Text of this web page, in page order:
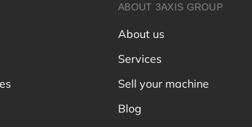
ABOUT 3AXIS GROUP
About us
Services
Sell your machine
Blog